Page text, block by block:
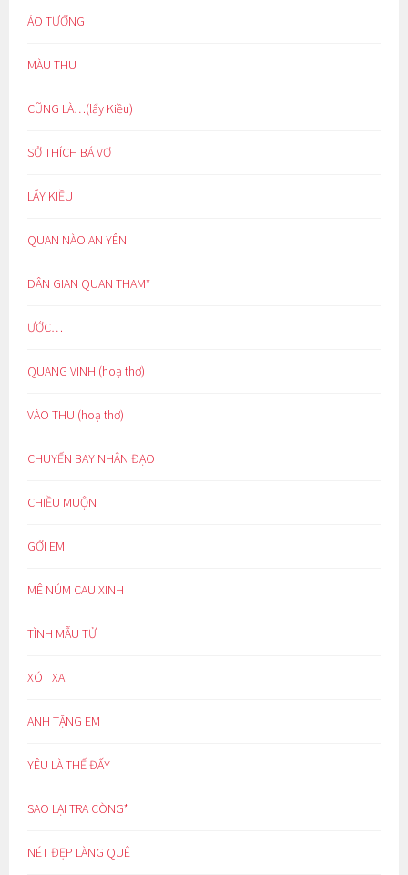
ẢO TƯỞNG
MÀU THU
CŨNG LÀ…(lẩy Kiều)
SỞ THÍCH BÁ VƠ
LẨY KIỀU
QUAN NÀO AN YÊN
DÂN GIAN QUAN THAM*
ƯỚC…
QUANG VINH (hoạ thơ)
VÀO THU (hoạ thơ)
CHUYẾN BAY NHÂN ĐẠO
CHIỀU MUỘN
GỞI EM
MÊ NÚM CAU XINH
TÌNH MẪU TỬ
XÓT XA
ANH TẶNG EM
YÊU LÀ THẾ ĐẤY
SAO LẠI TRA CÒNG*
NÉT ĐẸP LÀNG QUÊ